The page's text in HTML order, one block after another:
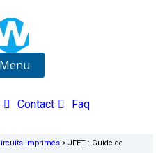
Menu
Contact Faq
imprimés > JFET : Guide de